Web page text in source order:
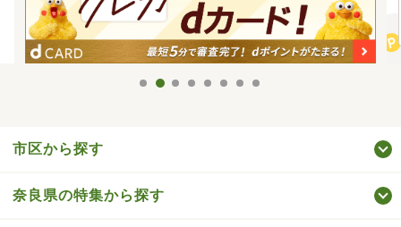
市区から探す
奈良県の特集から探す